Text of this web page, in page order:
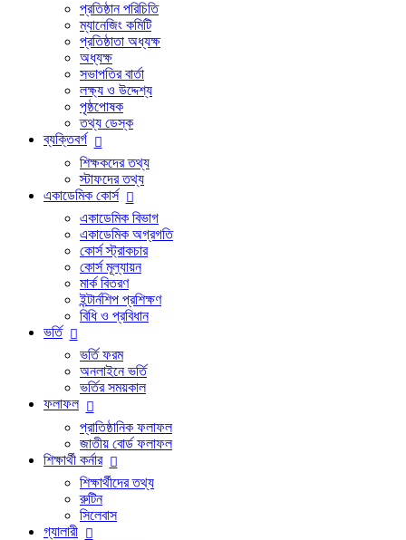
প্রতিষ্ঠান পরিচিতি
ম্যানেজিং কমিটি
প্রতিষ্ঠাতা অধ্যক্ষ
অধ্যক্ষ
সভাপতির বার্তা
লক্ষ্য ও উদ্দেশ্য
পৃষ্ঠপোষক
তথ্য ডেস্ক
ব্যক্তিবর্গ
শিক্ষকদের তথ্য
স্টাফদের তথ্য
একাডেমিক কোর্স
একাডেমিক বিভাগ
একাডেমিক অগ্রগতি
কোর্স স্ট্রাকচার
কোর্স মূল্যায়ন
মার্ক বিতরণ
ইন্টার্নশিপ প্রশিক্ষণ
বিধি ও প্রবিধান
ভর্তি
ভর্তি ফরম
অনলাইনে ভর্তি
ভর্তির সময়কাল
ফলাফল
প্রাতিষ্ঠানিক ফলাফল
জাতীয় বোর্ড ফলাফল
শিক্ষার্থী কর্নার
শিক্ষার্থীদের তথ্য
রুটিন
সিলেবাস
গ্যালারী